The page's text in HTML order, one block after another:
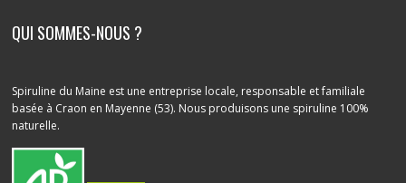
QUI SOMMES-NOUS ?
Spiruline du Maine est une entreprise locale, responsable et familiale
basée à Craon en Mayenne (53). Nous produisons une spiruline 100%
naturelle.